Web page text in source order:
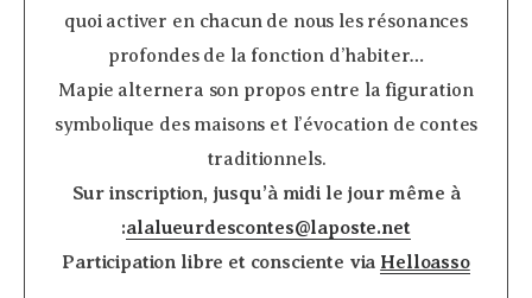
quoi activer en chacun de nous les résonances
profondes de la fonction d’habiter…
Mapie alternera son propos entre la figuration
symbolique des maisons et l’évocation de contes
traditionnels.
Sur inscription, jusqu’à midi le jour même à
:alalueurdescontes@laposte.net
Participation libre et consciente via Helloasso